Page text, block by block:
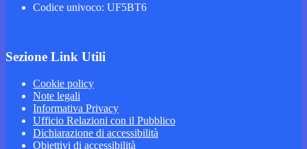
Codice univoco: UF5BT6
Sezione Link Utili
Cookie policy
Note legali
Informativa Privacy
Ufficio Relazioni con il Pubblico
Dichiarazione di accessibilità
Obiettivi di accessibilità